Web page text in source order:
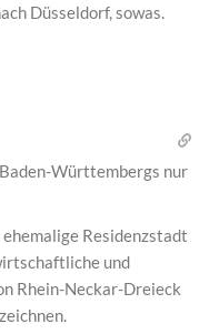
Düsseldorf, sowas.
Württembergs nur
Residenzstadt
und
Rhein-Neckar-Dreieck